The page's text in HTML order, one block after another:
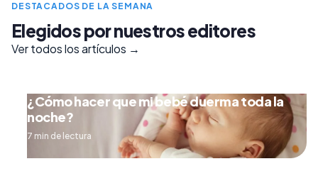
DESTACADOS DE LA SEMANA
Elegidos por nuestros editores
Ver todos los artículos →
¿Cómo hacer que mi bebé duerma toda la
noche?
7 min de lectura